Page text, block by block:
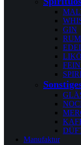
GIN
RUM
Manufaktur